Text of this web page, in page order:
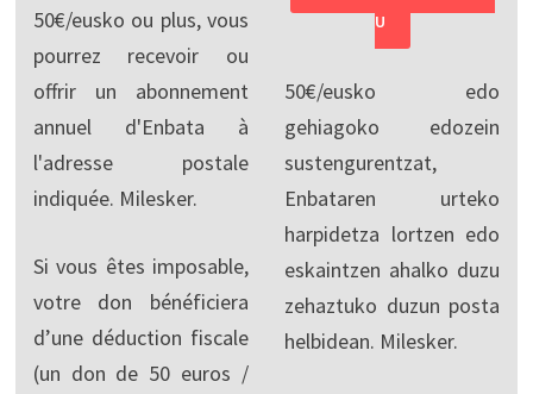
50€/eusko ou plus, vous
pourrez recevoir ou
offrir un abonnement
annuel d'Enbata à
l'adresse postale
indiquée. Milesker.
Si vous êtes imposable,
votre don bénéficiera
d’une déduction fiscale
(un don de 50 euros /
U
50€/eusko edo
gehiagoko edozein
sustengurentzat,
Enbataren urteko
harpidetza lortzen edo
eskaintzen ahalko duzu
zehaztuko duzun posta
helbidean. Milesker.